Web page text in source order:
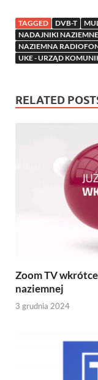
TAGGED DVB-T
NADAJNIKI
NAZIEMNA
UKE - URZĄD
RELATED
Zoom TV
naziemnej
3 grudnia 2024